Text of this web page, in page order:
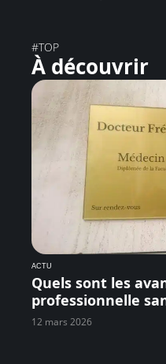
#TOP
À découvrir
ACTU
Quels sont les
professionnelle
12 mars 2026